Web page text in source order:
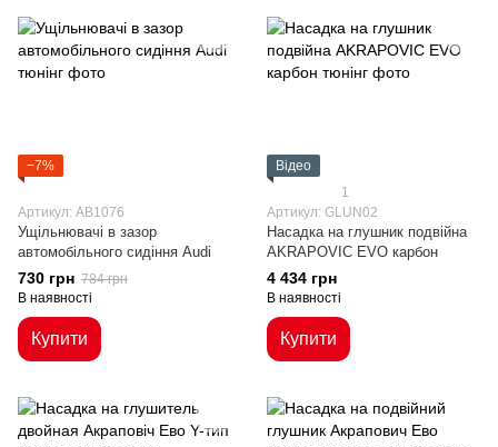
−7%
Артикул: AB1076
Ущільнювачі в зазор
автомобільного сидіння Audi
730 грн 784 грн
В наявності
Купити
Відео
1
Артикул: GLUN02
Насадка на глушник подвійна
AKRAPOVIC EVO карбон
4 434 грн
В наявності
Купити